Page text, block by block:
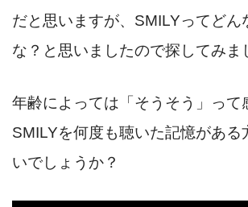
だと思いますが、SMILYってどん
な？と思いましたので探してみま
年齢によっては「そうそう」って
SMILYを何度も聴いた記憶がある
いでしょうか？